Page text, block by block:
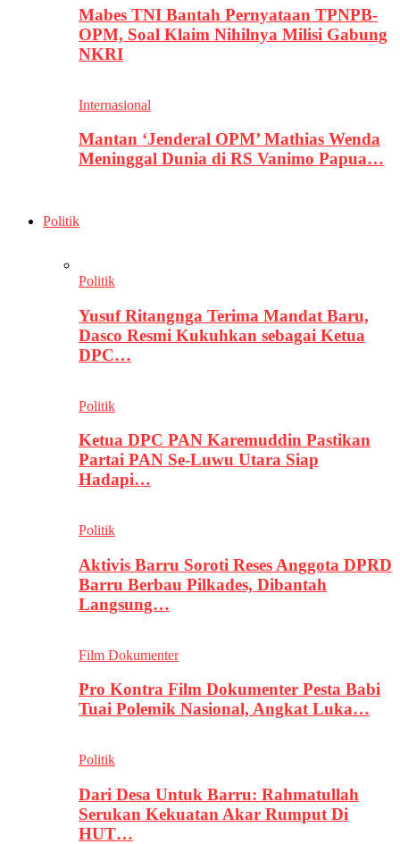
Mabes TNI Bantah Pernyataan TPNPB-
OPM, Soal Klaim Nihilnya Milisi Gabung
NKRI
Internasional
Mantan ‘Jenderal OPM’ Mathias Wenda
Meninggal Dunia di RS Vanimo Papua…
Politik
Politik
Yusuf Ritangnga Terima Mandat Baru,
Dasco Resmi Kukuhkan sebagai Ketua
DPC…
Politik
Ketua DPC PAN Karemuddin Pastikan
Partai PAN Se-Luwu Utara Siap
Hadapi…
Politik
Aktivis Barru Soroti Reses Anggota DPRD
Barru Berbau Pilkades, Dibantah
Langsung…
Film Dokumenter
Pro Kontra Film Dokumenter Pesta Babi
Tuai Polemik Nasional, Angkat Luka…
Politik
Dari Desa Untuk Barru: Rahmatullah
Serukan Kekuatan Akar Rumput Di
HUT…